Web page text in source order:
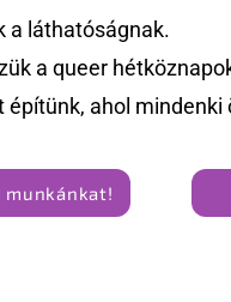
a láthatóságnak.
a queer
építünk, ahol mindenki
munkánkat!